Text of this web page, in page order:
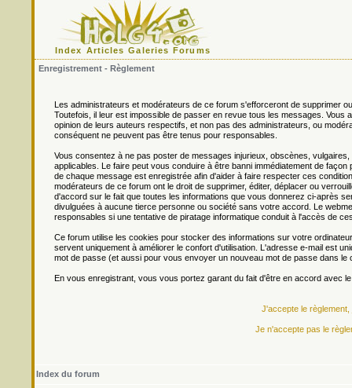
Index Articles Galeries Forums
Enregistrement - Règlement
Les administrateurs et modérateurs de ce forum s'efforceront de supprimer
Toutefois, il leur est impossible de passer en revue tous les messages.
opinion de leurs auteurs respectifs, et non pas des administrateurs, ou
conséquent ne peuvent pas être tenus pour responsables.
Vous consentez à ne pas poster de messages injurieux, obscènes,
applicables. Le faire peut vous conduire à être banni immédiatement de
de chaque message est enregistrée afin d'aider à faire respecter ces
modérateurs de ce forum ont le droit de supprimer, éditer, déplacer ou
d'accord sur le fait que toutes les informations que vous donnerez ci-après
divulguées à aucune tierce personne ou société sans votre accord. Le
responsables si une tentative de piratage informatique conduit à l'accès de
Ce forum utilise les cookies pour stocker des informations sur votre
servent uniquement à améliorer le confort d'utilisation. L'adresse e-mail est
mot de passe (et aussi pour vous envoyer un nouveau mot de passe dans le
En vous enregistrant, vous vous portez garant du fait d'être en accord avec
J'accepte le
Je n'accepte pas le
Index du forum